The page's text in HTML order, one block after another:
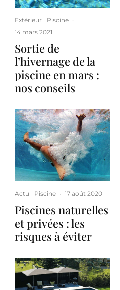
Extérieur Piscine ·
14 mars 2021
Sortie de
l’hivernage de la
piscine en mars :
nos conseils
Actu Piscine · 17 août 2020
Piscines naturelles
et privées : les
risques à éviter